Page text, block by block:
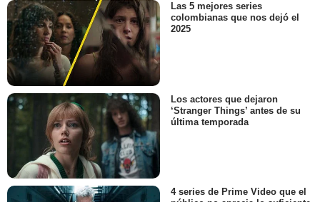
Las 5 mejores series
colombianas que nos dejó el
2025
Los actores que dejaron
‘Stranger Things’ antes de su
última temporada
4 series de Prime Video que el